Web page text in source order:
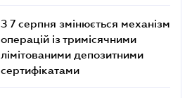
З 7 серпня змінюється механізм
операцій із тримісячними
лімітованими депозитними
сертифікатами